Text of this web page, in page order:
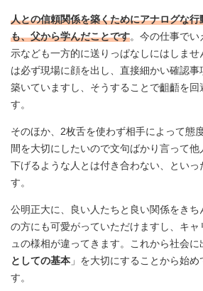
人との信頼関係を築くためにアナログな
も、父から学んだことです。今の仕事で
示なども一方的に送りっぱなしにはしま
は必ず現場に顔を出し、直接細かい確認
築いていますし、そうすることで齟齬を回
す。
そのほか、2枚舌を使わず相手によって態
間を大切にしたいので文句ばかり言って
下げるような人とは付き合わない、といっ
す。
公明正大に、良い人たちと良い関係をきち
の方にも可愛がっていただけますし、キ
ュの様相が違ってきます。これから社会に
としての基本 」を大切にすることから始
す。